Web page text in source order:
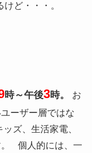
けど・・・。
時～午後3時。
お
ーザー層ではな
ズ、生活家電、
。 個人的には、一